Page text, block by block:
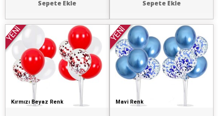
Sepete Ekle Sepete Ekle
Kırmızı Beyaz Renk
YENİ
Mavi Renk
YENİ